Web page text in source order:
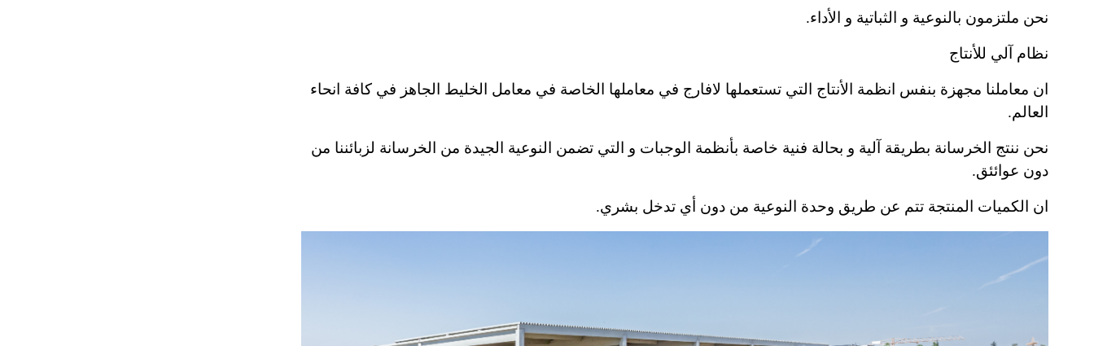
نحن ملتزمون بالنوعية و الثباتية و الأداء.
نظام آلي للأنتاج
ان معاملنا مجهزة بنفس انظمة الأنتاج التي تستعملها لافارج في معاملها الخاصة في معامل الخليط الجاهز في كافة انحاء
العالم.
نحن ننتج الخرسانة بطريقة آلية و بحالة فنية خاصة بأنظمة الوجبات و التي تضمن النوعية الجيدة من الخرسانة لزبائننا من
دون عوائئق.
ان الكميات المنتجة تتم عن طريق وحدة النوعية من دون أي تدخل بشري.